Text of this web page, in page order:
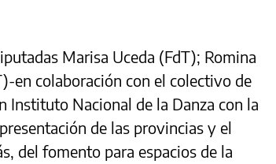
Marisa Uceda (FdT); Romina
en colaboración con el colectivo de
Instituto Nacional de la Danza con la
de las provincias y el
del fomento para espacios de la